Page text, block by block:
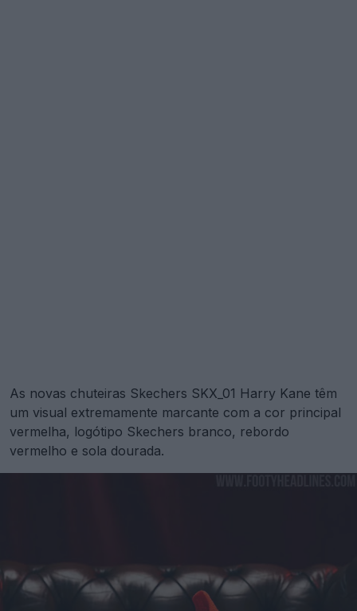
As novas chuteiras Skechers SKX_01 Harry Kane têm
um visual extremamente marcante com a cor principal
vermelha, logótipo Skechers branco, rebordo
vermelho e sola dourada.